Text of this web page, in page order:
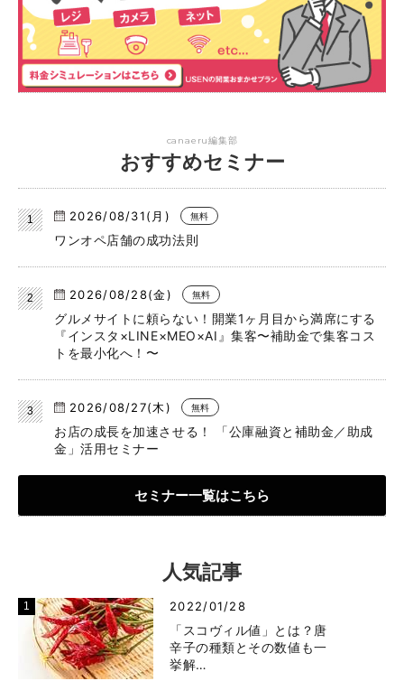
canaeru編集部
おすすめセミナー
2026/08/31(月) 無料
ワンオペ店舗の成功法則
2026/08/28(金) 無料
グルメサイトに頼らない！開業1ヶ月目から満席にする
『インスタ×LINE×MEO×AI』集客〜補助金で集客コス
トを最小化へ！〜
2026/08/27(木) 無料
お店の成長を加速させる！ 「公庫融資と補助金／助成
金」活用セミナー
セミナー一覧はこちら
人気記事
2022/01/28
「スコヴィル値」とは？唐
辛子の種類とその数値も一
挙解…